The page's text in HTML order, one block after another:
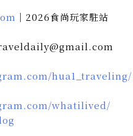
｜2026食尚玩家駐站
hua1_traveling/
whatilived/